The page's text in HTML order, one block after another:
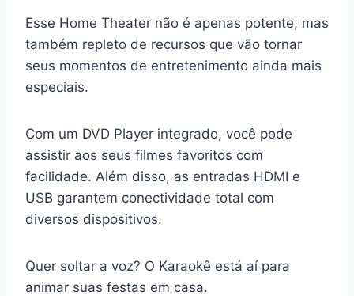
Esse Home Theater não é apenas potente, mas
também repleto de recursos que vão tornar
seus momentos de entretenimento ainda mais
especiais.
Com um DVD Player integrado, você pode
assistir aos seus filmes favoritos com
facilidade. Além disso, as entradas HDMI e
USB garantem conectividade total com
diversos dispositivos.
Quer soltar a voz? O Karaokê está aí para
animar suas festas em casa.